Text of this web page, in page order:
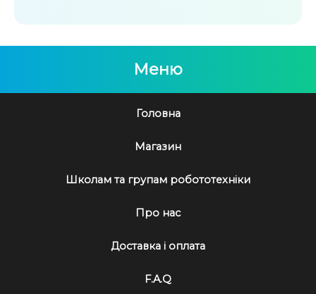
Меню
Головна
Магазин
Школам та групам робототехніки
Про нас
Доставка і оплата
F.A.Q